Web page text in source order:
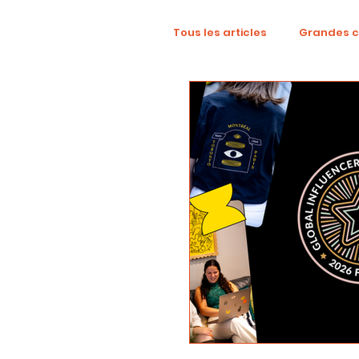
Tous les articles Grandes
TikTok Mode
Revue créative
localisation
Collaboration